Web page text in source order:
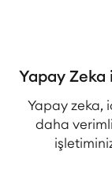
Yapay
Yapay zeka,
daha